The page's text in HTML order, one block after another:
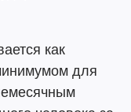
как
для